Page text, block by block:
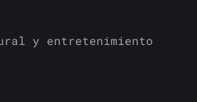
y entretenimiento